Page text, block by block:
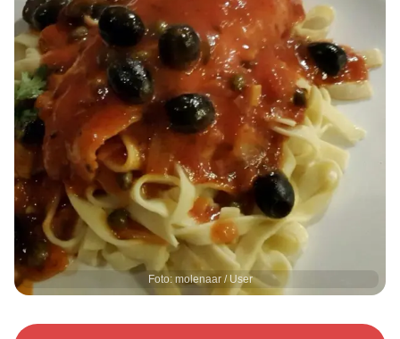
Foto: molenaar / User